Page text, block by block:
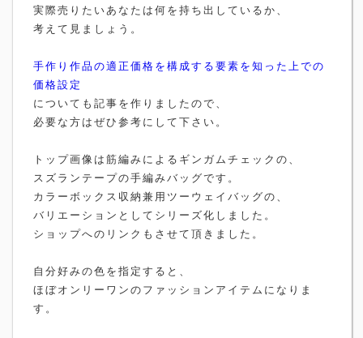
実際売りたいあなたは何を持ち出しているか、
考えて見ましょう。
手作り作品の適正価格を構成する要素を知った上での
価格設定
についても記事を作りましたので、
必要な方はぜひ参考にして下さい。
トップ画像は筋編みによるギンガムチェックの、
スズランテープの手編みバッグです。
カラーボックス収納兼用ツーウェイバッグの、
バリエーションとしてシリーズ化しました。
ショップへのリンクもさせて頂きました。
自分好みの色を指定すると、
ほぼオンリーワンのファッションアイテムになりま
す。